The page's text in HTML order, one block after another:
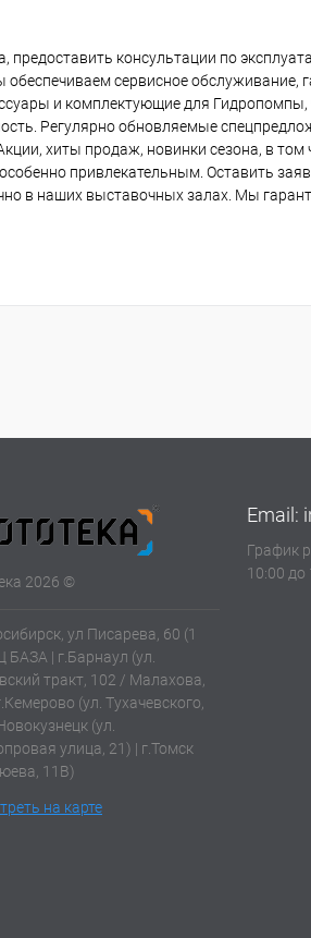
консультации по
сервисное обслуживание,
и комплектующие для Гидропомпы,
Регулярно обновляемые
хиты продаж, новинки сезона, в том
привлекательным. Оставить
в наших выставочных залах. Мы
2026 ©
ул Писарева, 60 (1
БАЗА | г.Барнаул (ул.
тракт, 102 / Малахова,
(ул. Тухачевского,
(ул.
улица, 21) | г.Томск
11В)
на карте
Email:
График
10:00 до